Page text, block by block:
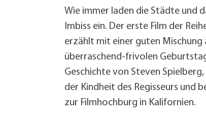
Hitze
Hilfe für die Ukraine
Formularservice
Forst
Fundsachen
Hilfe im Notfall
Geoportal
Zentrale Verwaltung
Ordnung und Umwelt
Finanzen
Planen, Bauen, Immobilien
Wirtschaftsförderung
Öffentlichkeitsarbeit
Eigenbetrieb Wohnungswirtschaft
Termine Bürgerservice
Geld sparen
Service
Termine Bürgerservice
Termine Bürgerservice
Vortrag (VHS): Starkregen- und
Katastrophenvorsorge
Starkregen Risikovorsorge
Termine Bürgerservice
Termine Bürgerservice
Wie immer laden die Städte und
Imbiss ein. Der erste Film der
erzählt mit einer guten
überraschend-frivolen
Geschichte von Steven
der Kindheit des Regisseurs und
zur Filmhochburg in Kalifornien.